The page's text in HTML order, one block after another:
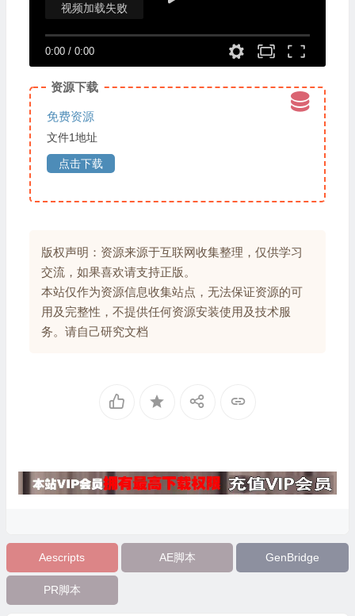
0:00/ 0:00
视频加载失败
资源下载
免费资源
文件1地址
点击下载
版权声明：资源来源于互联网收集整理，仅供学习
交流，如果喜欢请支持正版。
本站仅作为资源信息收集站点，无法保证资源的可
用及完整性，不提供任何资源安装使用及技术服
务。请自己研究文档
Aescripts AE脚本 GenBridge
PR脚本